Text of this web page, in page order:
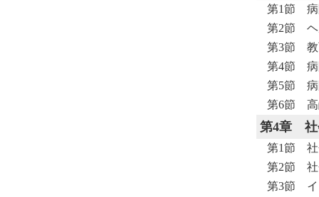
第1節 病
第2節 ヘ
第3節 教
第4節 病
第5節 病
第6節 高
第4章
第1節 社
第2節 社
第3節 イ